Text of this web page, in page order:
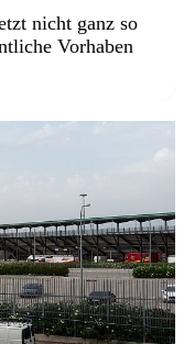
nicht ganz so
Vorhaben